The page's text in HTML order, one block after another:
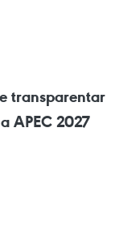
transparentar
APEC 2027